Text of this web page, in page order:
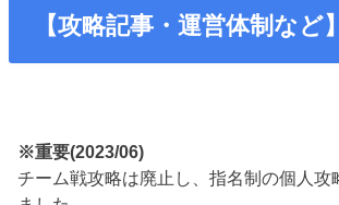
【攻略記事・運営体制など】
※重要(2023/06)
チーム戦攻略は廃止し、指名制の個人攻